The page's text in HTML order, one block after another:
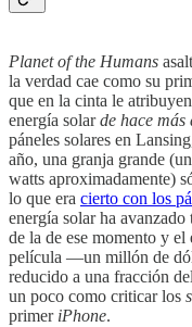
Planet of the Humans
la verdad cae como su
que en la cinta le
energía solarde hace más
páneles solares en
año, una granja grande
watts aproximadamente)
lo que era cierto con los
energía solar ha
de la de ese momento y
película —un millón de
reducido a una fracción
un poco como criticar los
primer iPhone.